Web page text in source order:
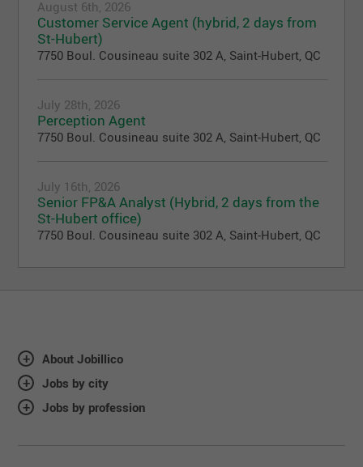
August 6th, 2026
Customer Service Agent (hybrid, 2 days from
St-Hubert)
7750 Boul. Cousineau suite 302 A, Saint-Hubert, QC
July 28th, 2026
Perception Agent
7750 Boul. Cousineau suite 302 A, Saint-Hubert, QC
July 16th, 2026
Senior FP&A Analyst (Hybrid, 2 days from the
St-Hubert office)
7750 Boul. Cousineau suite 302 A, Saint-Hubert, QC
About Jobillico
Jobs by city
Jobs by profession